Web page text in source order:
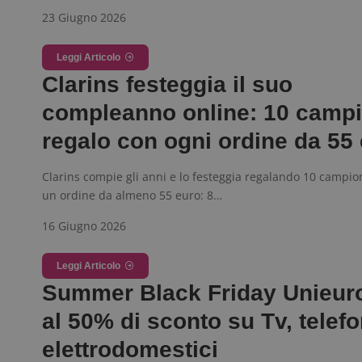
23 Giugno 2026
Leggi Articolo
Clarins festeggia il suo
compleanno online: 10
regalo con ogni ordine da 55
Clarins compie gli anni e lo festeggia regalando 10
un ordine da almeno 55 euro: 8…
16 Giugno 2026
Leggi Articolo
Summer Black Friday
al 50% di sconto su Tv,
elettrodomestici
test_cookie